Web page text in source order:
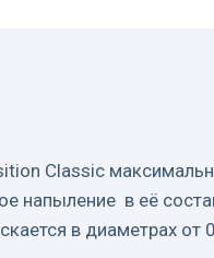
Classic
напыление в её
в диаметрах